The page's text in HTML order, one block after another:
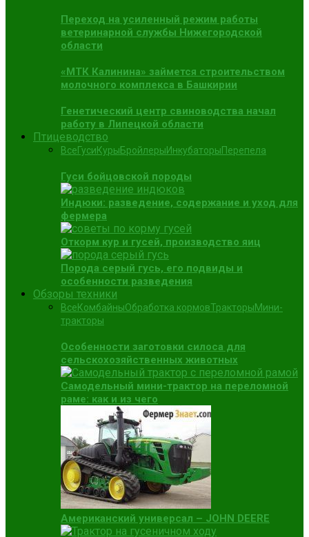
Переход на усиленный режим работы
ветеринарной службы Нижегородской
области
«МТК Калинина» займется строительством
молочного комплекса в Башкирии
Генетический центр свиноводства начал
работу в Липецкой области
Птицеводство
ВсеГусиКурыБройлерыИнкубаторыПерепела
Гуси бойцовской породы
Индюки: разведение, содержание и уход для
фермера
Откорм кур и гусей, производство яиц
Порода серый гусь, его подвиды и
особенности разведения
Обзоры техники
ВсеКомбайныОбработка кормовТракторыМини-
тракторы
Особенности заготовки силоса для
сельскохозяйственных животных
Самодельный мини-трактор на переломной
раме: как и из чего
Американский универсал – JOHN DEERE